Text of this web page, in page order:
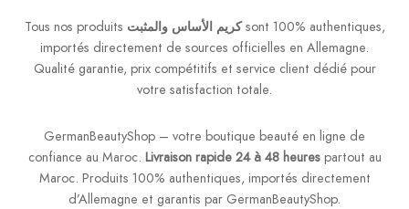
Tous nos produits كريم الأساس والمثبتsont 100% authentiques,
importés directement de sources officielles en Allemagne.
Qualité garantie, prix compétitifs et service client dédié pour
votre satisfaction totale.
GermanBeautyShop – votre boutique beauté en ligne de
confiance au Maroc. Livraison rapide 24 à 48 heurespartout au
Maroc. Produits 100% authentiques, importés directement
d’Allemagne et garantis par GermanBeautyShop.
فيتامينات